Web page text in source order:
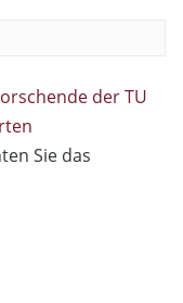
der TU
Sie das